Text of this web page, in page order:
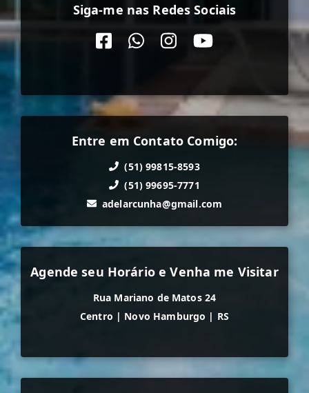
Siga-me nas Redes Sociais
Entre em Contato Comigo:
(51) 99815-8593
(51) 99695-7771
adelarcunha@gmail.com
Agende seu Horário e Venha me Visitar
Rua Mariano de Matos 24
Centro | Novo Hamburgo | RS